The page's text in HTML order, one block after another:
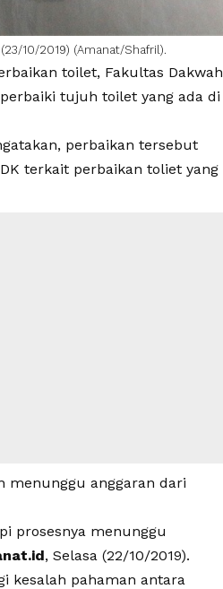
10/2019) (Amanat/Shafril).
toilet, Fakultas Dakwah
tujuh toilet yang ada di
perbaikan tersebut
terkait perbaikan toliet yang
menunggu anggaran dari
prosesnya menunggu
, Selasa (22/10/2019).
kesalah pahaman antara